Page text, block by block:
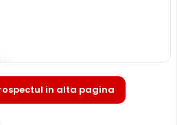
in alta pagina